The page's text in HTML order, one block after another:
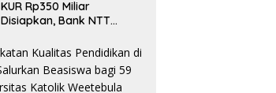
KUR Rp350 Miliar
Disiapkan, Bank NTT
Utama Ekonomi Rakyat